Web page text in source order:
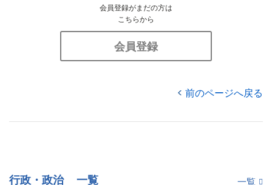
会員登録がまだの方は
こちらから
会員登録
前のページへ戻る
行政・政治 一覧 一覧